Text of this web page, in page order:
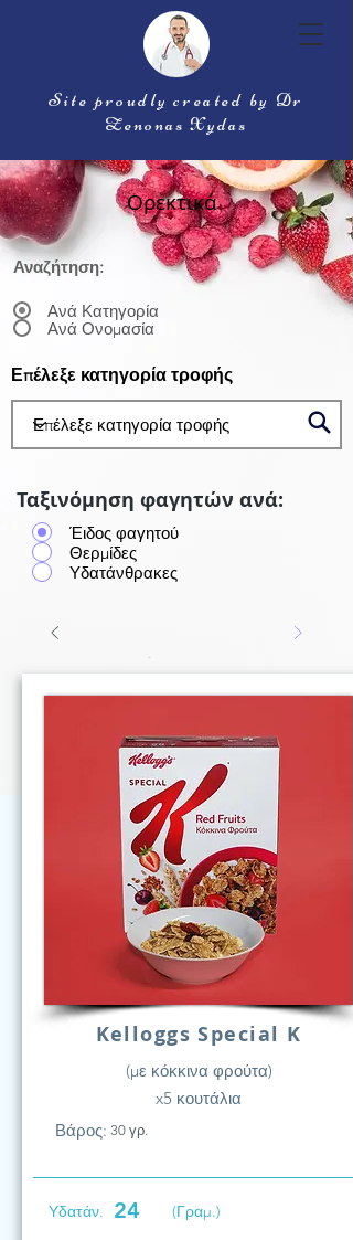
Site proudly created by Dr
Zenonas Xydas
Ορεκτικά
Αναζήτηση:
Ανά Κατηγορία
Ανά Ονομασία
Επέλεξε κατηγορία τροφής
Ταξινόμηση φαγητών ανά:
Έιδος φαγητού
Θερμίδες
Υδατάνθρακες
Kelloggs Special K
(με κόκκινα φρούτα)
x5 κουτάλια
Βάρος: 30 γρ.
Υδατάν. 24 (Γραμ.)